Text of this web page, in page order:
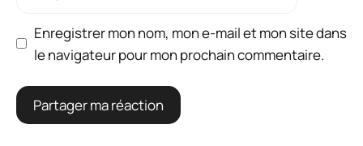
Enregistrer mon nom, mon e-mail et mon site dans
le navigateur pour mon prochain commentaire.